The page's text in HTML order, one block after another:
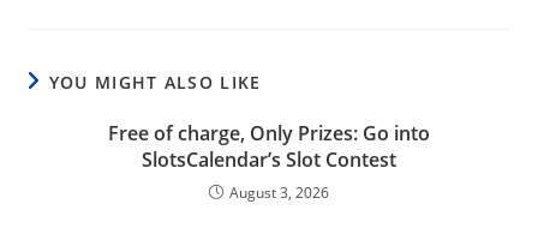
YOU MIGHT ALSO LIKE
Free of charge, Only Prizes: Go into
SlotsCalendar’s Slot Contest
August 3, 2026